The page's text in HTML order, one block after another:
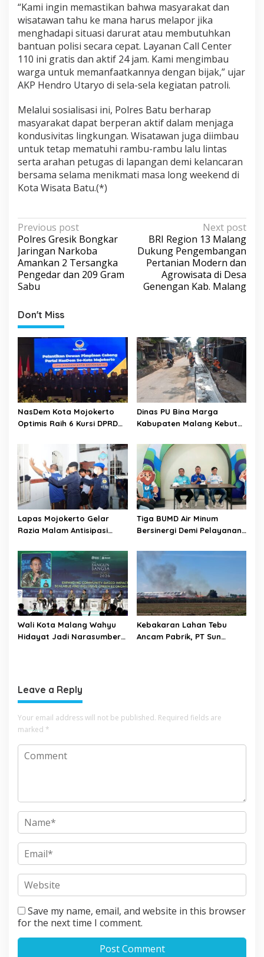
l
l
C
e
n
t
e
1
0
“Kami ingin memastikan bahwa masyarakat dan
wisatawan tahu ke mana harus melapor jika
menghadapi situasi darurat atau membutuhkan
bantuan polisi secara cepat. Layanan Call Center
110 ini gratis dan aktif 24 jam. Kami mengimbau
warga untuk memanfaatkannya dengan bijak,” ujar
AKP Hendro Utaryo di sela-sela kegiatan patroli.
Melalui sosialisasi ini, Polres Batu berharap
masyarakat dapat berperan aktif dalam menjaga
kondusivitas lingkungan. Wisatawan juga diimbau
untuk tetap mematuhi rambu-rambu lalu lintas
serta arahan petugas di lapangan demi kelancaran
bersama selama menikmati masa long weekend di
Kota Wisata Batu.(*)
P
o
s
t
n
a
v
g
a
t
i
o
n
Previous post
Polres Gresik Bongkar
Jaringan Narkoba
Amankan 2 Tersangka
Pengedar dan 209 Gram
Sabu
Next post
BRI Region 13 Malang
Dukung Pengembangan
Pertanian Modern dan
Agrowisata di Desa
Genengan Kab. Malang
Don't Miss
NasDem Kota Mojokerto
Optimis Raih 6 Kursi DPRD
Pengurus DPC
Dinas PU Bina Marga
Kabupaten Malang Kebut
Wijaya Kepanjen
Lapas Mojokerto Gelar
Razia Malam Antisipasi
Tiga BUMD Air Minum
Bersinergi Demi Pelayanan
Raya
Wali Kota Malang Wahyu
Hidayat Jadi Narasumber
Kebakaran Lahan Tebu
Ancam Pabrik, PT Sun
Leave a Reply
Your email address will not be published. Required fields are
marked *
Save my name, email, and website in this browser
for the next time I comment.